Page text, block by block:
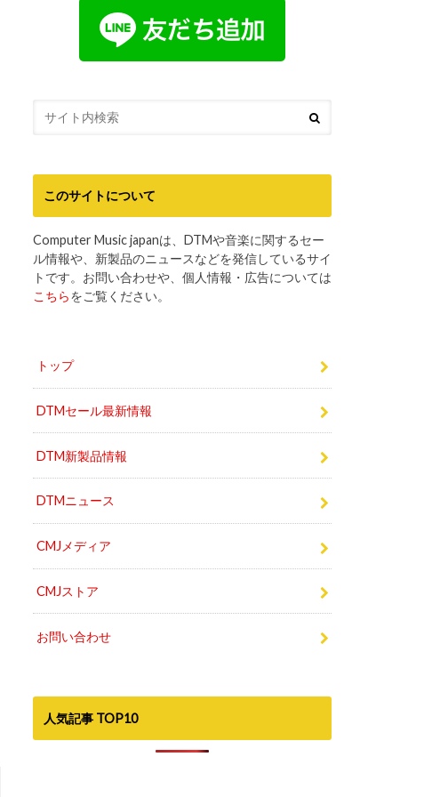
Computer Music japanは、DTMや音楽に関するセー
こちらをご覧ください。
DTMセール最新情報
DTM新製品情報
DTMニュース
CMJメディア
CMJストア
お問い合わせ